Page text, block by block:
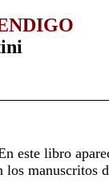
este libro
los manuscritos